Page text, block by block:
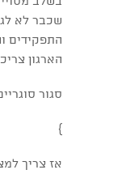
שכבר לא
התפקידים
הארגון
סגור
}
אז צריך